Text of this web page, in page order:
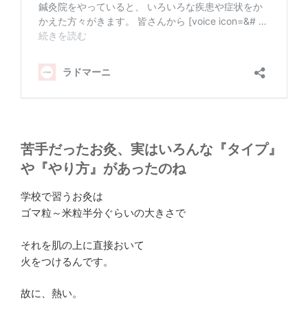
苦手だったお灸、実はいろんな『タイプ』
や『やり方』があったのね
学校で習うお灸は
ゴマ粒～米粒半分ぐらいの大きさで
それを肌の上に直接おいて
火をつけるんです。
故に、 熱い。